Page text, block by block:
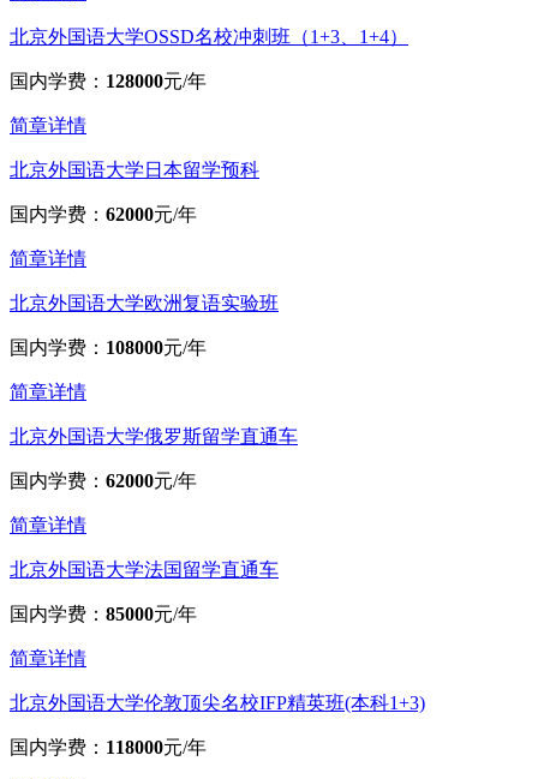
北京外国语大学OSSD名校冲刺班（1+3、1+4）
国内学费： 128000元/年
简章详情
北京外国语大学日本留学预科
国内学费： 62000元/年
简章详情
北京外国语大学欧洲复语实验班
国内学费： 108000元/年
简章详情
北京外国语大学俄罗斯留学直通车
国内学费： 62000元/年
简章详情
北京外国语大学法国留学直通车
国内学费： 85000元/年
简章详情
北京外国语大学伦敦顶尖名校IFP精英班(本科1+3)
国内学费： 118000元/年